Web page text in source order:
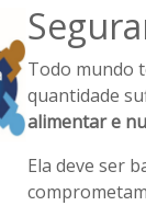
Todo mundo
quantidade
alimentar e
Ela deve ser